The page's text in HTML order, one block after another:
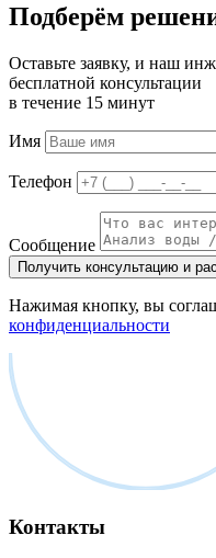
Подберём
Оставьте заявку, и наш
бесплатной консультации
в течение 15 минут
Имя
Телефон
Сообщение
Получить консультацию и
Нажимая кнопку, вы
конфиденциальности
Контакты